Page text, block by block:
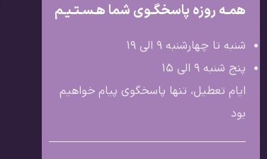
همـه روزه پاسخگـوی شما هـسـتـیـم
شنبه تا چهارشنبه 9 الی ۱۹
پنج شنبه 9 الی ۱۵
ایام تعطیل، تنها پاسخگوی پیام خواهیم
بود